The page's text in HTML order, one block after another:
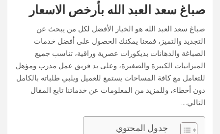
صباغ سعد العبد الله بأرخص الاسعار
صباغ سعد العبد الله هو الخيار الأفضل لكل من يبحث عن
التجديد والتميز، فمعنا يمكنك الحصول على أفضل خدمات
الصباغة والدهانات بديكورات عصرية وراقية، تناسب جميع
الميزانيات الكبيرة والصغيرة، وعلى يد فريق عمل مدرب ومؤهل
للتعامل مع كافة المساحات يستمع للعميل ويلبي طلباته بالكامل
دون أخطاء، وللمزيد من المعلومات عن خدماتنا تابع المقال
التالي….
جدول المحتوي